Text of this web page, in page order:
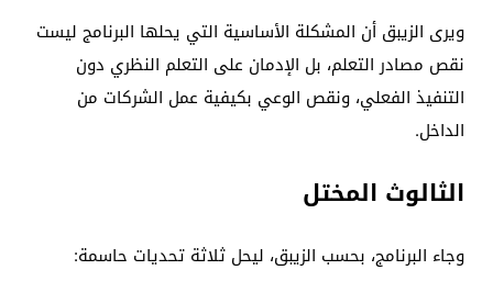
ويرى الزيبق أن المشكلة الأساسية التي يحلها البرنامج ليست
نقص مصادر التعلم، بل الإدمان على التعلم النظري دون
التنفيذ الفعلي، ونقص الوعي بكيفية عمل الشركات من
الداخل.
الثالوث المختل
وجاء البرنامج، بحسب الزيبق، ليحل ثلاثة تحديات حاسمة: